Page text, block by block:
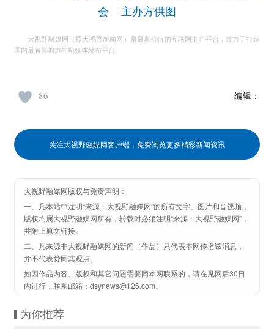
会 主办方供图
大视野融媒网（原大视野新闻网）是最富价值的互联网推广平台，致力于打造
国内最有影响力的融媒体发布平台。
编辑：
86
关注大视野融媒网客户端，免费浏览更多精彩新闻资讯
大视野融媒网版权与免责声明：
一、凡本站中注明“来源：大视野融媒网”的所有文字、图片和音视频，
版权均属大视野融媒网所有，转载时必须注明“来源：大视野融媒网”，
并附上原文链接。
二、凡来源非大视野融媒网的新闻（作品）只代表本网传播该消息，
并不代表赞同其观点。
如因作品内容、版权和其它问题需要同本网联系的，请在见网后30日
内进行，联系邮箱：dsynews@126.com。
为你推荐